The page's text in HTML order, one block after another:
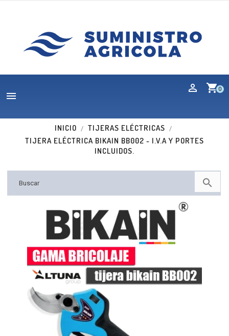
shopping_cart0

INICIO
TIJERAS ELÉCTRICAS
TIJERA ELÉCTRICA BIKAIN BB002 - I.V.A Y PORTES
INCLUIDOS.
